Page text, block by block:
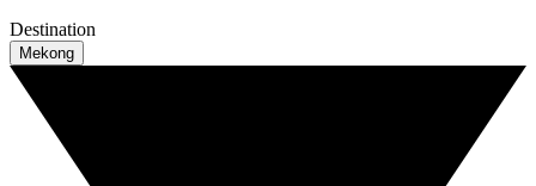
Destination
Mekong